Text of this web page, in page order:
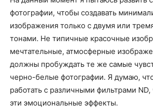
фотографии, чтобы создавать
изображения только с двумя или
тонами. Не типичные красочные
мечтательные, атмосферные
должны пробуждать те же самые
черно-белые фотографии. Я думаю,
работать с различными фильтрами
эти эмоциональные эффекты.